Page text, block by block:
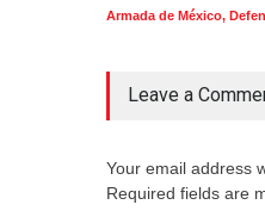
Armada de México,
Leave a
Your email address
Required fields are